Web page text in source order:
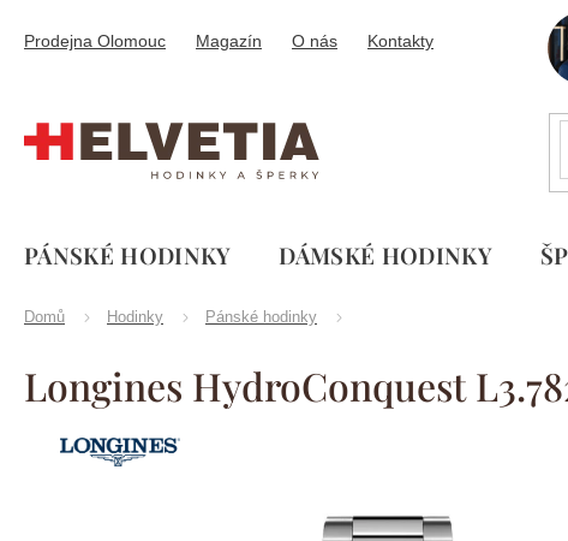
obsah
Prodejna Olomouc Magazín O nás Kontakty
PÁNSKÉ HODINKY DÁMSKÉ HODINKY
Domů Hodinky Pánské hodinky
Longines HydroConquest
Značka:Longines